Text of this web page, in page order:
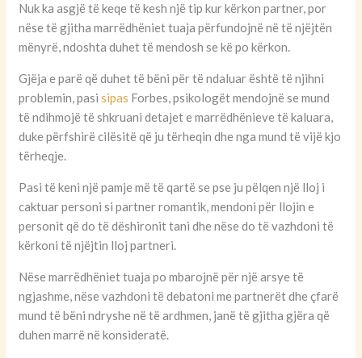
Nuk ka asgjë të keqe të kesh një tip kur kërkon partner, por
nëse të gjitha marrëdhëniet tuaja përfundojnë në të njëjtën
mënyrë, ndoshta duhet të mendosh se kë po kërkon.
Gjëja e parë që duhet të bëni për të ndaluar është të njihni
problemin, pasisipas Forbes, psikologët mendojnë se mund
të ndihmojë të shkruani detajet e marrëdhënieve të kaluara,
duke përfshirë cilësitë që ju tërheqin dhe nga mund të vijë kjo
tërheqje.
Pasi të keni një pamje më të qartë se pse ju pëlqen një lloj i
caktuar personi si partner romantik, mendoni për llojin e
personit që do të dëshironit tani dhe nëse do të vazhdoni të
kërkoni të njëjtin lloj partneri.
Nëse marrëdhëniet tuaja po mbarojnë për një arsye të
ngjashme, nëse vazhdoni të debatoni me partnerët dhe çfarë
mund të bëni ndryshe në të ardhmen, janë të gjitha gjëra që
duhen marrë në konsideratë.